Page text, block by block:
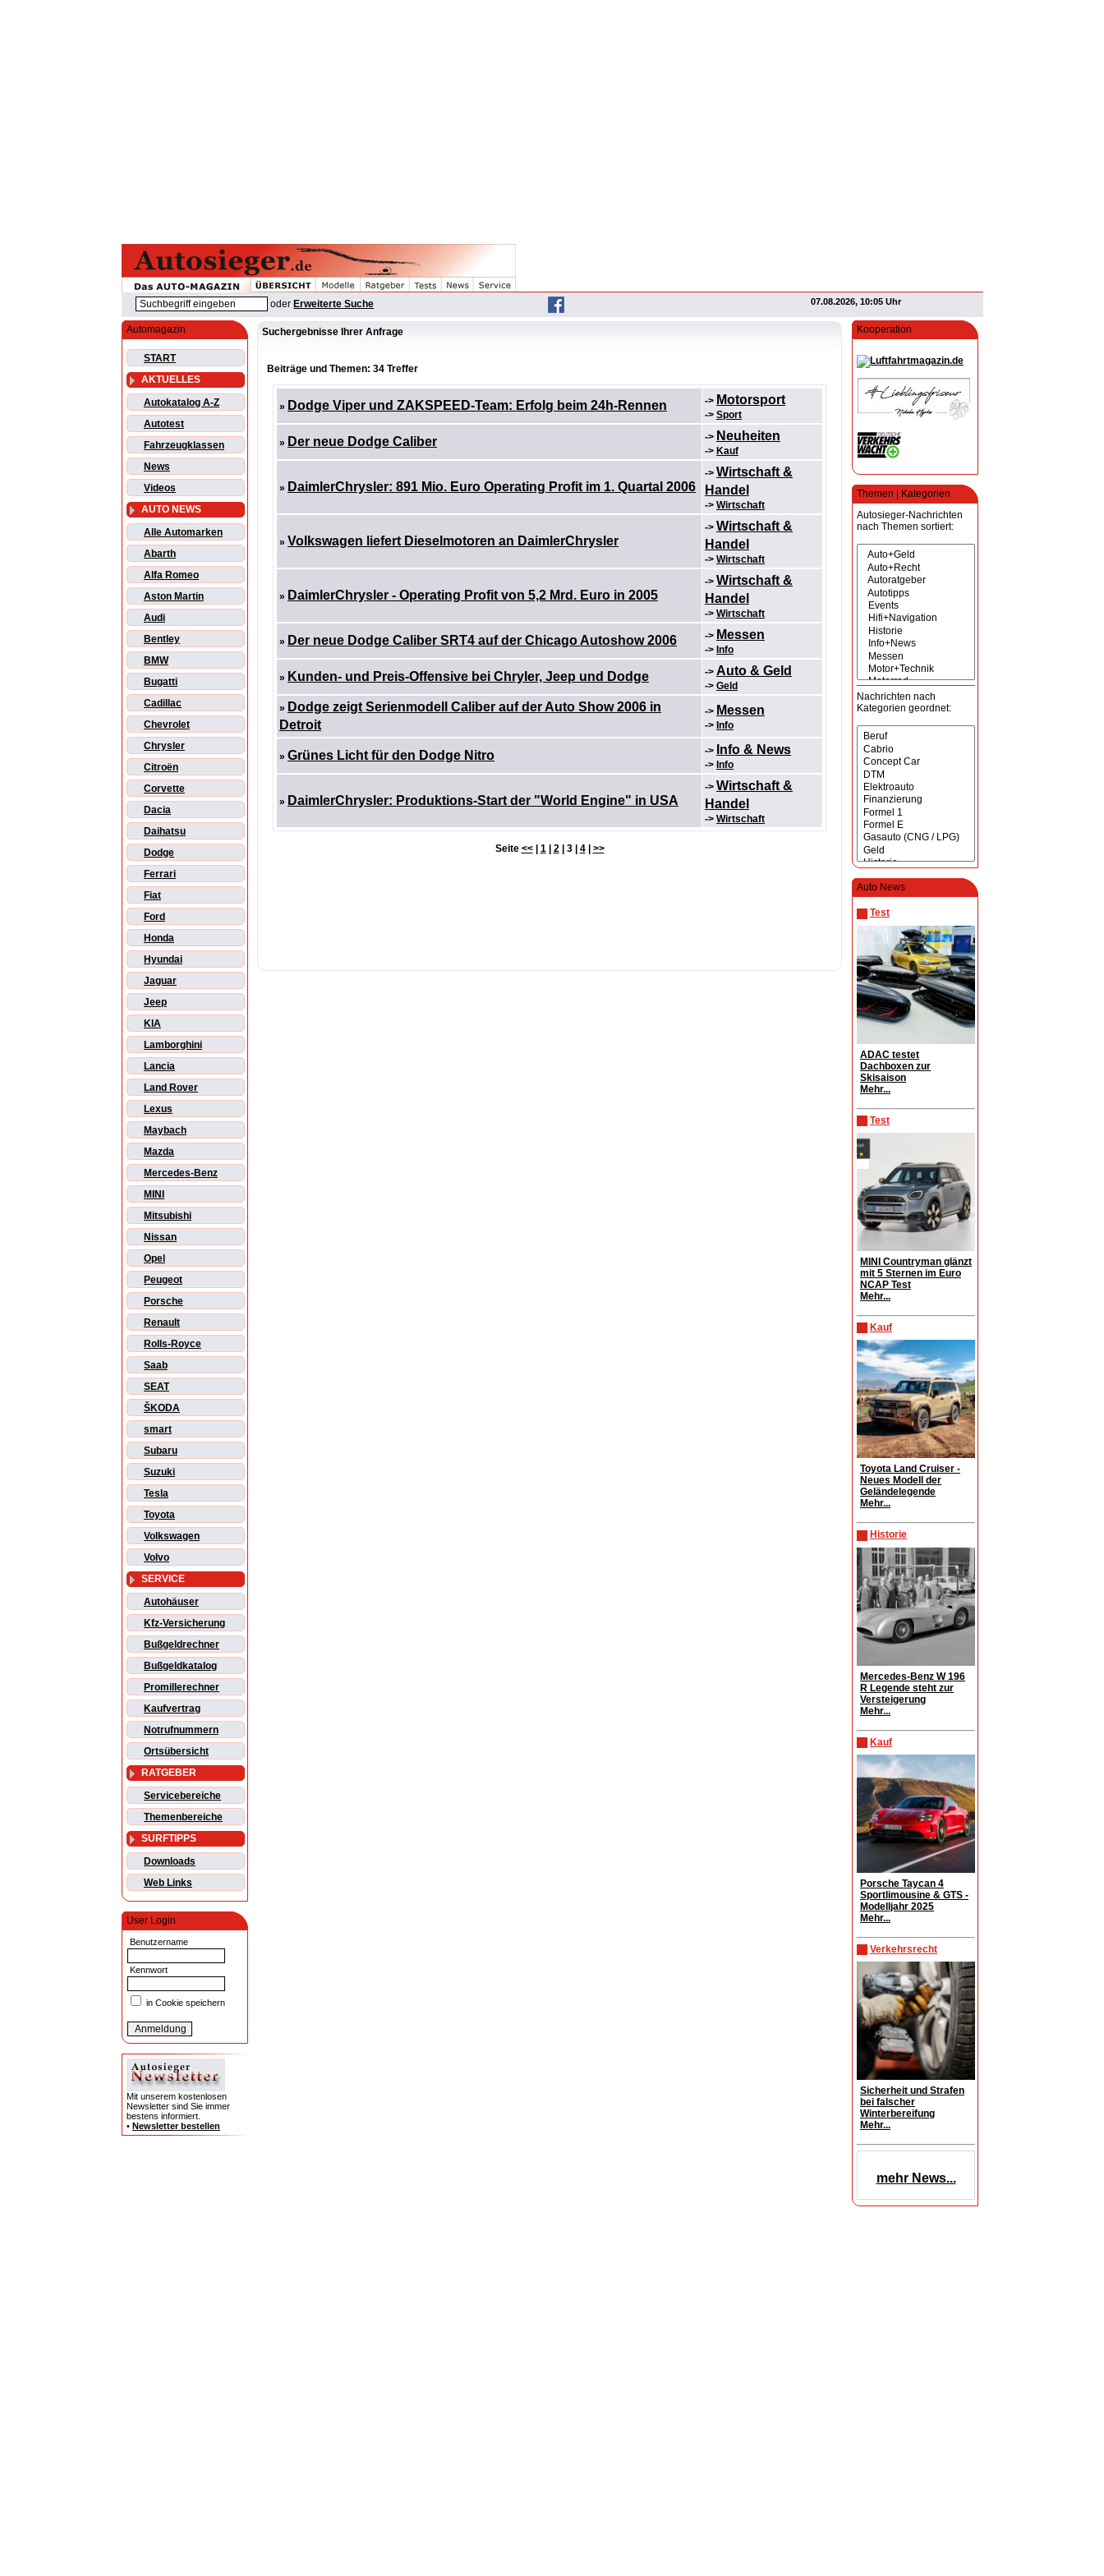
oder Erweiterte Suche 07.08.2026, 10:05 Uhr
Automagazin
START
AKTUELLES
Autokatalog A-Z
Autotest
Fahrzeugklassen
News
Videos
AUTO NEWS
Alle Automarken
Abarth
Alfa Romeo
Aston Martin
Audi
Bentley
BMW
Bugatti
Cadillac
Chevrolet
Chrysler
Citroën
Corvette
Dacia
Daihatsu
Dodge
Ferrari
Fiat
Ford
Honda
Hyundai
Jaguar
Jeep
KIA
Lamborghini
Lancia
Land Rover
Lexus
Maybach
Mazda
Mercedes-Benz
MINI
Mitsubishi
Nissan
Opel
Peugeot
Porsche
Renault
Rolls-Royce
Saab
SEAT
ŠKODA
smart
Subaru
Suzuki
Tesla
Toyota
Volkswagen
Volvo
SERVICE
Autohäuser
Kfz-Versicherung
Bußgeldrechner
Bußgeldkatalog
Promillerechner
Kaufvertrag
Notrufnummern
Ortsübersicht
RATGEBER
Servicebereiche
Themenbereiche
SURFTIPPS
Downloads
Web Links
User Login
Benutzername
Kennwort
in Cookie speichern
Mit unserem kostenlosen
Newsletter sind Sie immer
bestens informiert.
• Newsletter bestellen
Kooperation
Themen | Kategorien
Autosieger-Nachrichten
nach Themen sortiert:
Nachrichten nach
Kategorien geordnet:
Auto News
Test
ADAC testet
Dachboxen zur
Skisaison
Mehr...
Test
MINI Countryman glänzt
mit 5 Sternen im Euro
NCAP Test
Mehr...
Kauf
Toyota Land Cruiser -
Neues Modell der
Geländelegende
Mehr...
Historie
Mercedes-Benz W 196
R Legende steht zur
Versteigerung
Mehr...
Kauf
Porsche Taycan 4
Sportlimousine & GTS -
Modelljahr 2025
Mehr...
Verkehrsrecht
Sicherheit und Strafen
bei falscher
Winterbereifung
Mehr...
mehr News...
Suchergebnisse Ihrer Anfrage
Beiträge und Themen: 34 Treffer
» Dodge Viper und ZAKSPEED-Team: Erfolg beim 24h-Rennen -> Motorsport
-> Sport
» Der neue Dodge Caliber -> Neuheiten
-> Kauf
» DaimlerChrysler: 891 Mio. Euro Operating Profit im 1. Quartal 2006
-> Wirtschaft &
Handel
-> Wirtschaft
» Volkswagen liefert Dieselmotoren an DaimlerChrysler
-> Wirtschaft &
Handel
-> Wirtschaft
» DaimlerChrysler - Operating Profit von 5,2 Mrd. Euro in 2005
-> Wirtschaft &
Handel
-> Wirtschaft
» Der neue Dodge Caliber SRT4 auf der Chicago Autoshow 2006 -> Messen
-> Info
» Kunden- und Preis-Offensive bei Chryler, Jeep und Dodge -> Auto & Geld
-> Geld
» Dodge zeigt Serienmodell Caliber auf der Auto Show 2006 in
Detroit
-> Messen
-> Info
» Grünes Licht für den Dodge Nitro -> Info & News
-> Info
» DaimlerChrysler: Produktions-Start der "World Engine" in USA
-> Wirtschaft &
Handel
-> Wirtschaft
Seite <<| 1| 2| 3 | 4| >>